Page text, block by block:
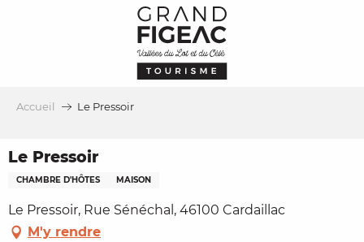
Accueil Le Pressoir
Le Pressoir
CHAMBRE D'HÔTES MAISON
Le Pressoir, Rue Sénéchal, 46100 Cardaillac
M'y rendre